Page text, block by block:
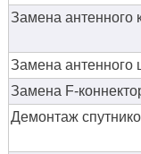
Замена антенного
Замена антенного
Замена F-
Демонтаж